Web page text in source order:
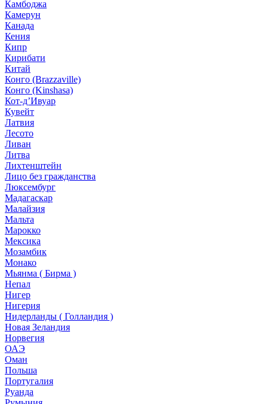
Камбоджа
Камерун
Канада
Кения
Кипр
Кирибати
Китай
Конго (Brazzaville)
Конго (Kinshasa)
Кот-д’Ивуар
Кувейт
Латвия
Лесото
Ливан
Литва
Лихтенштейн
Лицо без гражданства
Люксембург
Мадагаскар
Малайзия
Мальта
Марокко
Мексика
Мозамбик
Монако
Мьянма ( Бирма )
Непал
Нигер
Нигерия
Нидерланды ( Голландия )
Новая Зеландия
Норвегия
ОАЭ
Оман
Польша
Португалия
Руанда